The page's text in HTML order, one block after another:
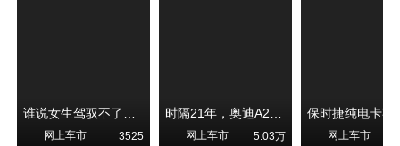
谁说女生驾驭不了大SUV？看我开问界M6驰骋坝上草原！
网上车市 3525
时隔21年，奥迪A2强势归来！
网上车市 5.03万 网上车市